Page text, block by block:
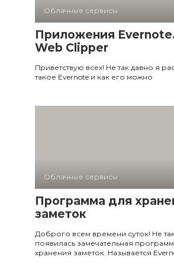
Облачные сервисы
Приложения
Web Clipper
Приветствую всех! Не так давно я
такое Evernote и как его можно
Облачные сервисы
Программа для
заметок
Доброго всем времени суток! Не
появилась замечательная
хранения заметок. Называется